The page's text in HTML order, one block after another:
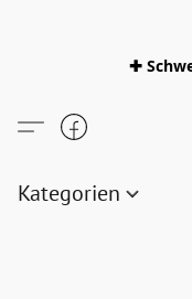
✚
Kategorien